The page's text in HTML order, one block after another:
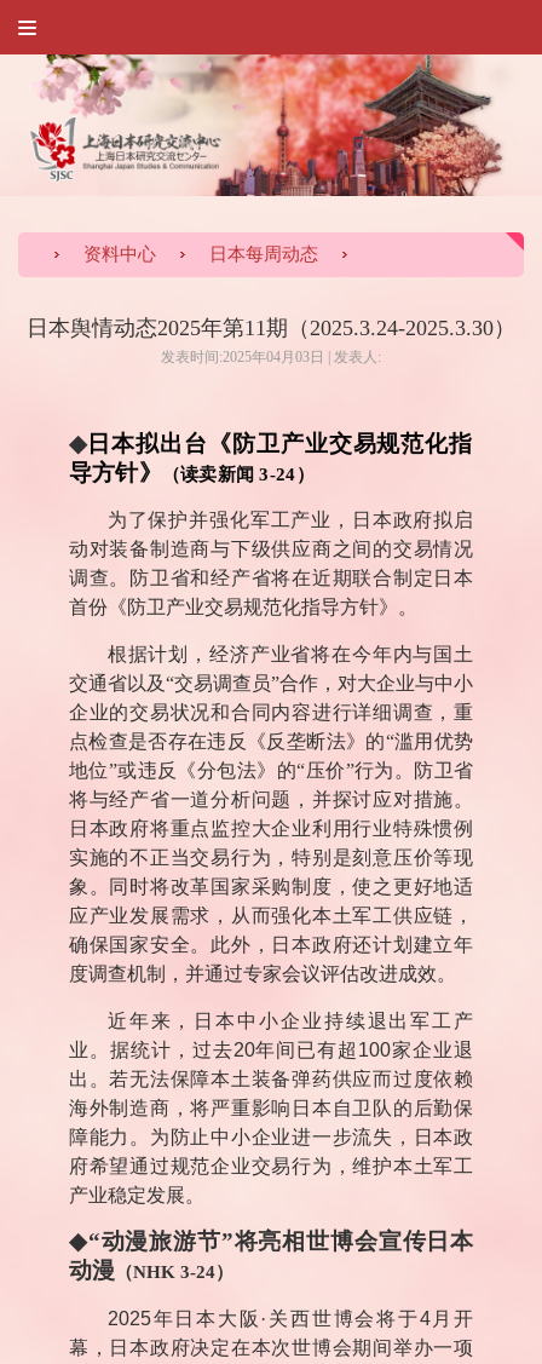
资料中心 日本每周动态
日本舆情动态2025年第11期（2025.3.24-2025.3.30）
发表时间:2025年04月03日 | 发表人:
◆日本拟出台《防卫产业交易规范化指
导方针》
（读卖新闻 3-24）
为了保护并强化军工产业，日本政府拟启
动对装备制造商与下级供应商之间的交易情况
调查。防卫省和经产省将在近期联合制定日本
首份《防卫产业交易规范化指导方针》。
根据计划，经济产业省将在今年内与国土
交通省以及“交易调查员”合作，对大企业与中小
企业的交易状况和合同内容进行详细调查，重
点检查是否存在违反《反垄断法》的“滥用优势
地位”或违反《分包法》的“压价”行为。防卫省
将与经产省一道分析问题，并探讨应对措施。
日本政府将重点监控大企业利用行业特殊惯例
实施的不正当交易行为，特别是刻意压价等现
象。同时将改革国家采购制度，使之更好地适
应产业发展需求，从而强化本土军工供应链，
确保国家安全。此外，日本政府还计划建立年
度调查机制，并通过专家会议评估改进成效。
近年来，日本中小企业持续退出军工产
业。据统计，过去20年间已有超 100家企业退
出。若无法保障本土装备弹药供应而过度依赖
海外制造商，将严重影响日本自卫队的后勤保
障能力。为防止中小企业进一步流失，日本政
府希望通过规范企业交易行为，维护本土军工
产业稳定发展。
◆“动漫旅游节”将亮相世博会宣传日本
动漫 （NHK 3-24）
2025年日本大阪·关西世博会将于4月开
幕，日本政府决定在本次世博会期间举办一项